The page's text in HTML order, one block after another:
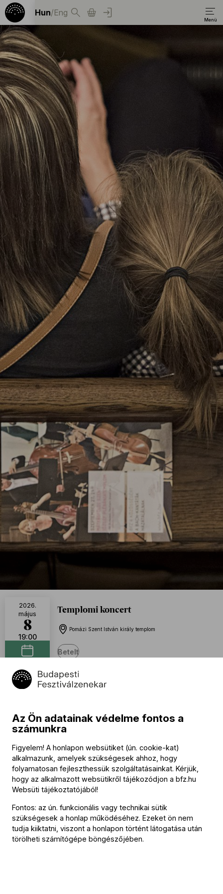
Hun/Eng
Templomi koncert
Pomázi Szent István király templom
2026.
május
8
19:00
Betelt
Program
Johann Hermann Schein
Vater unser im Himmelreich
Giovanni Paolo Cima
Sonata à 2
Claudio Monteverdi (→bio)
Confitebor tibi, Domine, SV 266
Johann Sebastian Bach (→ bio)
Was frag ich nach der Welt, BWV 94
Az Ön adatainak védelme fontos a
számunkra
Figyelem! A honlapon websütiket (ún. cookie-kat)
alkalmazunk, amelyek szükségesek ahhoz, hogy
folyamatosan fejleszthessük szolgáltatásainkat. Kérjük,
hogy az alkalmazott websütikről tájékozódjon a bfz.hu
Websüti tájékoztatójából!
Fontos: az ún. funkcionális vagy technikai sütik
szükségesek a honlap működéséhez. Ezeket ön nem
tudja kiiktatni, viszont a honlapon történt látogatása után
törölheti számítógépe böngészőjében.